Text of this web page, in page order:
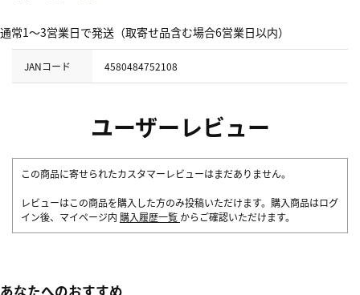
通常1～3営業日で発送（取寄せ品含む場合6営業日以内）
JANコード 4580484752108
ユーザーレビュー
この商品に寄せられたカスタマーレビューはまだありません。
レビューはこの商品を購入した方のみ投稿いただけます。購入商品はログ
イン後、マイページ内 購入履歴一覧 からご確認いただけます。
あなたへのおすすめ